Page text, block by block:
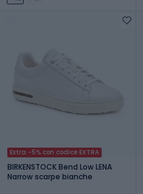
Extra -5% con codice EXTRA
BIRKENSTOCK Bend Low LENA
Narrow scarpe bianche